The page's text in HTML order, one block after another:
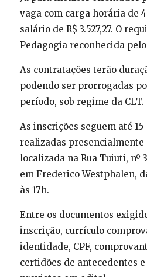
vaga com carga horária de
salário de R$ 3.527,27. O
Pedagogia reconhecida pelo
As contratações terão
podendo ser prorrogadas
período, sob regime da CLT.
As inscrições seguem até
realizadas presencialmente
localizada na Rua Tuiuti, nº
em Frederico Westphalen,
às 17h.
Entre os documentos
inscrição, currículo
identidade, CPF,
certidões de antecedentes